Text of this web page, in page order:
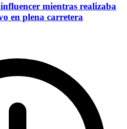
mientras realizaba
en plena carretera